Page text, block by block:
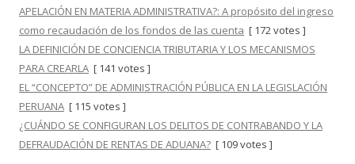
APELACIÓN EN MATERIA ADMINISTRATIVA?: A propósito del ingreso
como recaudación de los fondos de las cuenta [ 172 votes ]
LA DEFINICIÓN DE CONCIENCIA TRIBUTARIA Y LOS MECANISMOS
PARA CREARLA [ 141 votes ]
EL “CONCEPTO” DE ADMINISTRACIÓN PÚBLICA EN LA LEGISLACIÓN
PERUANA [ 115 votes ]
¿CUÁNDO SE CONFIGURAN LOS DELITOS DE CONTRABANDO Y LA
DEFRAUDACIÓN DE RENTAS DE ADUANA? [ 109 votes ]